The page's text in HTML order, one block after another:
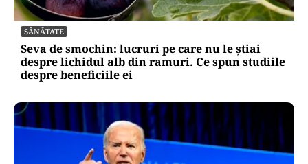
SĂNĂTATE
Seva de smochin: lucruri pe care nu le știai
despre lichidul alb din ramuri. Ce spun studiile
despre beneficiile ei